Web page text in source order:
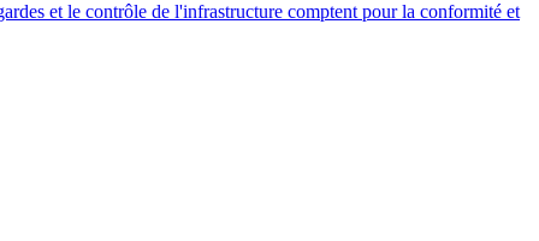
et le contrôle de l'infrastructure comptent pour la conformité et